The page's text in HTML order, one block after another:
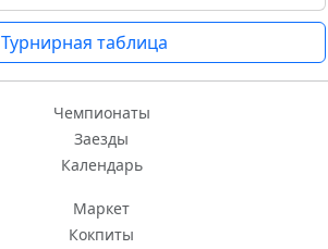
Турнирная таблица
Чемпионаты
Заезды
Календарь
Маркет
Кокпиты